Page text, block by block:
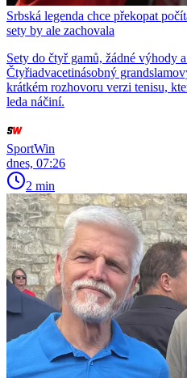
Srbská legenda chce překopat
sety by ale zachovala
Sety do čtyř gamů, žádné výhody
Čtyřiadvacetinásobný
krátkém rozhovoru verzi tenisu,
leda náčiní.
SportWin
dnes, 07:26
2 min